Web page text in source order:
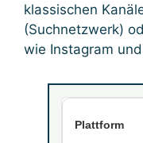
klassischen
(Suchnetzwerk)
wie Instagram